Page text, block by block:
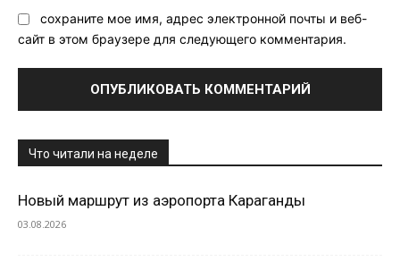
сохраните мое имя, адрес электронной почты и веб-
сайт в этом браузере для следующего комментария.
Что читали на неделе
Новый маршрут из аэропорта Караганды
03.08.2026